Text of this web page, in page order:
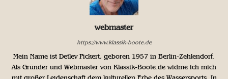
webmaster
https://www.klassik-boote.de
Mein Name ist Detlev Pickert, geboren 1957 in Berlin-Zehlendorf.
Als Gründer und Webmaster von Klassik-Boote.de widme ich mich